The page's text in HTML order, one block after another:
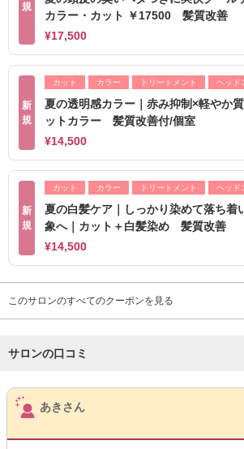
規
カラー・カット ￥17500 髪質改善
¥17,500
新
規
カット カラー トリートメント ヘッド
夏の透明感カラー｜赤み抑制×軽やか
ットカラー 髪質改善付/個室
¥14,500
新
規
カット カラー トリートメント ヘッド
夏の白髪ケア｜しっかり染めて落ち着
象へ｜カット＋白髪染め 髪質改善
¥14,500
このサロンのすべてのクーポンを見る
サロンの口コミ
サロンPick Up
あきさん